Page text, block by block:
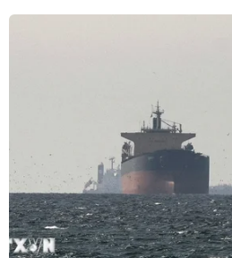
Thị trường bất động
kỳ khủng hoảng